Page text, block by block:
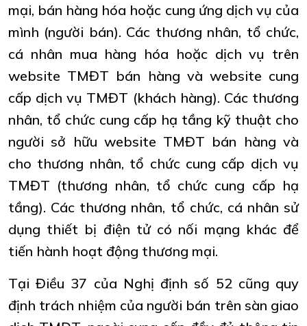
mại, bán hàng hóa hoặc cung ứng dịch vụ của
mình (người bán). Các thương nhân, tổ chức,
cá nhân mua hàng hóa hoặc dịch vụ trên
website TMĐT bán hàng và website cung
cấp dịch vụ TMĐT (khách hàng). Các thương
nhân, tổ chức cung cấp hạ tầng kỹ thuật cho
người sở hữu website TMĐT bán hàng và
cho thương nhân, tổ chức cung cấp dịch vụ
TMĐT (thương nhân, tổ chức cung cấp hạ
tầng). Các thương nhân, tổ chức, cá nhân sử
dụng thiết bị điện tử có nối mạng khác để
tiến hành hoạt động thương mại.
Tại Điều 37 của Nghị định số 52 cũng quy
định trách nhiệm của người bán trên sàn giao